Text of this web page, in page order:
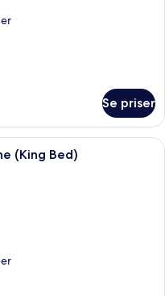
Se priser
– deluxe, utsikt mot golfbane
(King Bed)